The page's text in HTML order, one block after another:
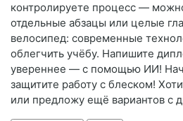
контролируете процесс —
отдельные абзацы или целые
велосипед: современные
облегчить учёбу. Напишите
увереннее — с помощью ИИ!
защитите работу с блеском!
или предложу ещё вариантов с